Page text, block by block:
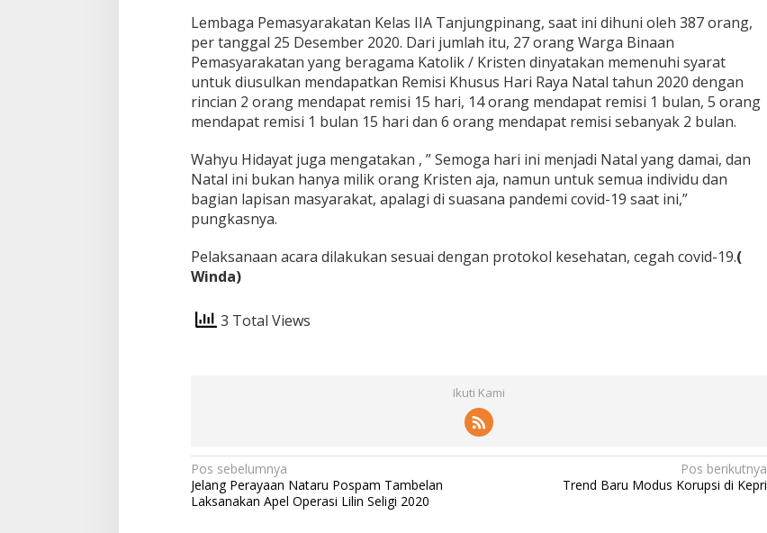
m
R
a
n
k
a
a
t
r
0
Lembaga Pemasyarakatan Kelas IIA Tanjungpinang, saat ini dihuni oleh 387 orang,
per tanggal 25 Desember 2020. Dari jumlah itu, 27 orang Warga Binaan
Pemasyarakatan yang beragama Katolik / Kristen dinyatakan memenuhi syarat
untuk diusulkan mendapatkan Remisi Khusus Hari Raya Natal tahun 2020 dengan
rincian 2 orang mendapat remisi 15 hari, 14 orang mendapat remisi 1 bulan, 5 orang
mendapat remisi 1 bulan 15 hari dan 6 orang mendapat remisi sebanyak 2 bulan.
Wahyu Hidayat juga mengatakan , ” Semoga hari ini menjadi Natal yang damai, dan
Natal ini bukan hanya milik orang Kristen aja, namun untuk semua individu dan
bagian lapisan masyarakat, apalagi di suasana pandemi covid-19 saat ini,”
pungkasnya.
Pelaksanaan acara dilakukan sesuai dengan protokol kesehatan, cegah covid-19.(
Winda)
3 Total Views
Ikuti Kami
N
a
Pos sebelumnya
Jelang Perayaan Nataru Pospam Tambelan
Laksanakan Apel Operasi Lilin Seligi 2020
Pos berikutnya
Trend Baru Modus Korupsi di Kepri